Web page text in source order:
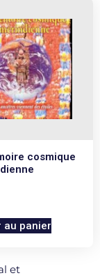
cosmique
au panier
et